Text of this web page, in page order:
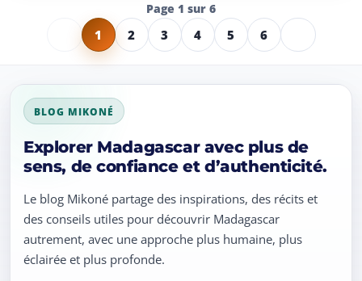
Page 1 sur 6
1 2 3 4 5 6
BLOG MIKONÉ
Explorer Madagascar avec plus de
sens, de confiance et d’authenticité.
Le blog Mikoné partage des inspirations, des récits et
des conseils utiles pour découvrir Madagascar
autrement, avec une approche plus humaine, plus
éclairée et plus profonde.